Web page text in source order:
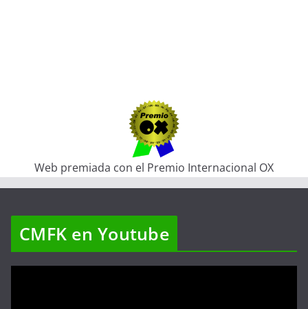
Web premiada con el Premio Internacional OX
CMFK en Youtube